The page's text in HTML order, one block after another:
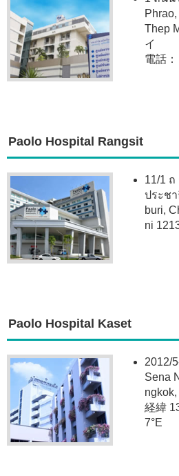
Thep
イ
電話
Paolo Hospital Rangsit
11/1
ประชา
buri,
ni
Paolo Hospital Kaset
2012/
Sena
経緯
7°E